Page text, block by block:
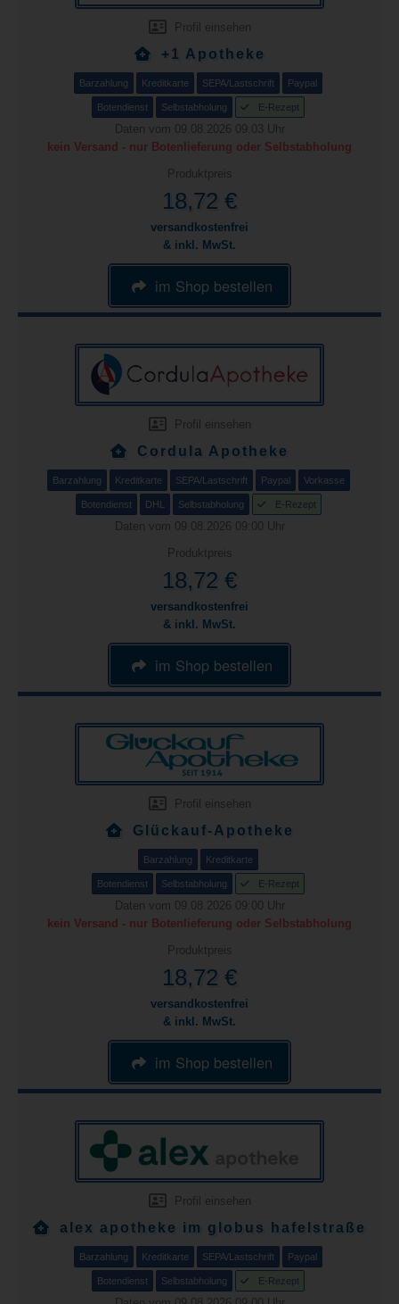
Profil einsehen
+1 Apotheke
Barzahlung Kreditkarte SEPA/Lastschrift Paypal
Botendienst Selbstabholung E-Rezept
Daten vom 09.08.2026 09:03 Uhr
kein Versand - nur Botenlieferung oder Selbstabholung
Produktpreis
18,72 €
versandkostenfrei
& inkl. MwSt.
im Shop bestellen
Profil einsehen
Cordula Apotheke
Barzahlung Kreditkarte SEPA/Lastschrift Paypal Vorkasse
Botendienst DHL Selbstabholung E-Rezept
Daten vom 09.08.2026 09:00 Uhr
Produktpreis
18,72 €
versandkostenfrei
& inkl. MwSt.
im Shop bestellen
Profil einsehen
Glückauf-Apotheke
Barzahlung Kreditkarte
Botendienst Selbstabholung E-Rezept
Daten vom 09.08.2026 09:00 Uhr
kein Versand - nur Botenlieferung oder Selbstabholung
Produktpreis
18,72 €
versandkostenfrei
& inkl. MwSt.
im Shop bestellen
Profil einsehen
alex apotheke im globus hafelstraße
Barzahlung Kreditkarte SEPA/Lastschrift Paypal
Botendienst Selbstabholung E-Rezept